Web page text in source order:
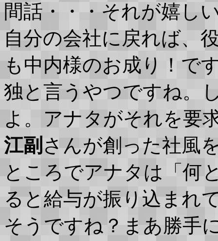
間話・・・それが嬉し
自分の会社に戻れば、
も中内様のお成り！で
独と言うやつですね。
よ。アナタがそれを要
江副 さんが創った社風
ところでアナタは「何
ると給与が振り込まれ
そうですね？まあ勝手